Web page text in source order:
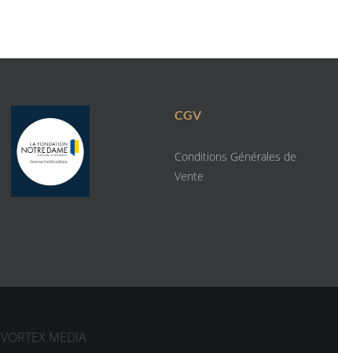
CGV
Conditions Générales de
Vente
VORTEX MEDIA